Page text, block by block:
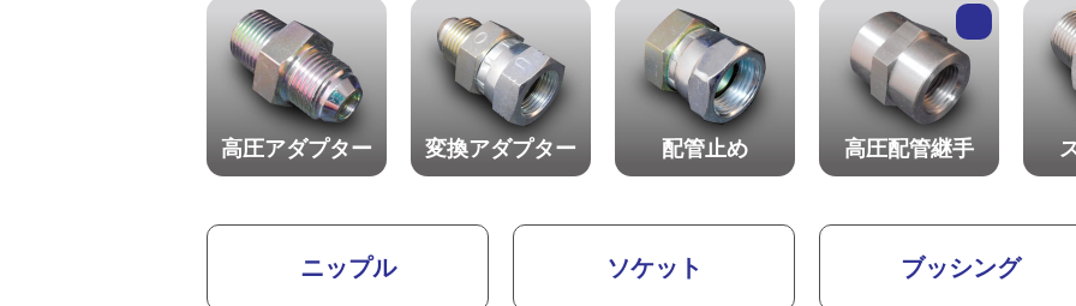
高圧アダプター 変換アダプター 配管止め 高圧配管継手
ニップル ソケット ブッシング